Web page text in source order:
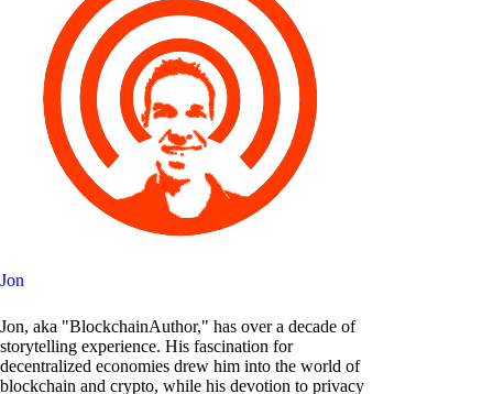
Jon
Jon, aka "BlockchainAuthor," has over a decade of
storytelling experience. His fascination for
decentralized economies drew him into the world of
blockchain and crypto, while his devotion to privacy